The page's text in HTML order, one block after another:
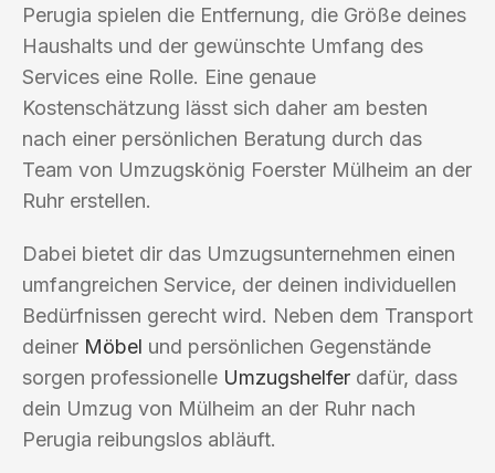
Perugia spielen die Entfernung, die Größe deines
Haushalts und der gewünschte Umfang des
Services eine Rolle. Eine genaue
Kostenschätzung lässt sich daher am besten
nach einer persönlichen Beratung durch das
Team von Umzugskönig Foerster Mülheim an der
Ruhr erstellen.
Dabei bietet dir das Umzugsunternehmen einen
umfangreichen Service, der deinen individuellen
Bedürfnissen gerecht wird. Neben dem Transport
deiner Möbel und persönlichen Gegenstände
sorgen professionelle Umzugshelfer dafür, dass
dein Umzug von Mülheim an der Ruhr nach
Perugia reibungslos abläuft.